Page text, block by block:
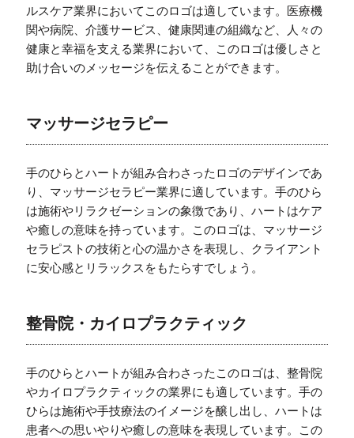
ルスケア業界においてこのロゴは適しています。医療機
関や病院、介護サービス、健康関連の組織など、人々の
健康と幸福を支える業界において、このロゴは優しさと
助け合いのメッセージを伝えることができます。
マッサージセラピー
手のひらとハートが組み合わさったロゴのデザインであ
り、マッサージセラピー業界に適しています。手のひら
は施術やリラクゼーションの象徴であり、ハートはケア
や癒しの意味を持っています。このロゴは、マッサージ
セラピストの技術と心の温かさを表現し、クライアント
に安心感とリラックスをもたらすでしょう。
整骨院・カイロプラクティック
手のひらとハートが組み合わさったこのロゴは、整骨院
やカイロプラクティックの業界にも適しています。手の
ひらは施術や手技療法のイメージを醸し出し、ハートは
患者への思いやりや癒しの意味を表現しています。この